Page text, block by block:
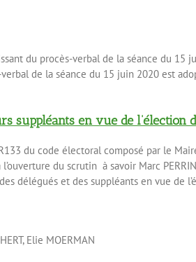
du procès-verbal de la séance du
de la séance du 15 juin 2020 est
suppléants en vue de l’élection
du code électoral composé par le
du scrutin à savoir Marc
délégués et des suppléants en vue de
Elie MOERMAN